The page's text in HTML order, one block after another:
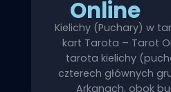
Online
Kielichy (Puchary) w
kart Tarota – Tarot
tarota kielichy
czterech głównych
Arkanach, obok